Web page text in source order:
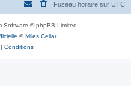
Fuseau horaire sur UTC
Software © phpBB Limited
©Miles Cellar
| Conditions